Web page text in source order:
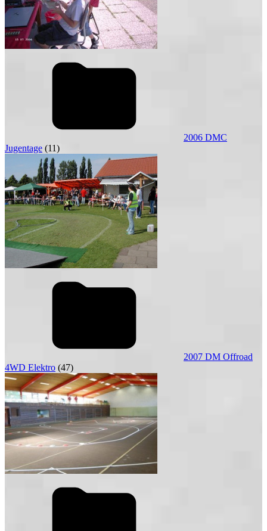
2006 DMC
Jugentage (11)
2007 DM Offroad
4WD Elektro (47)